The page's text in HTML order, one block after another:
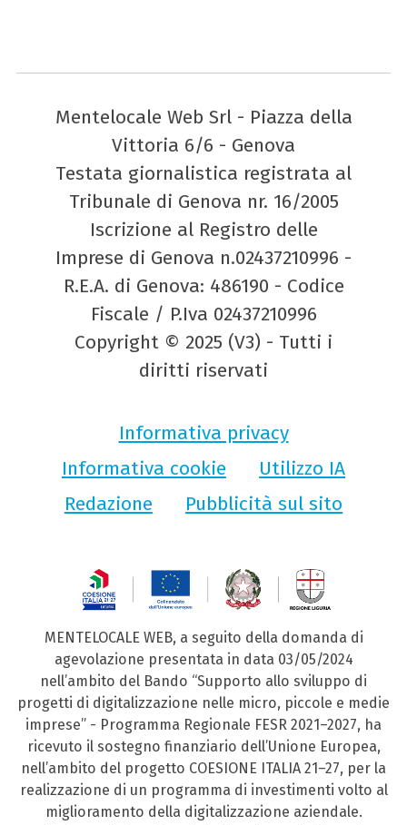
Mentelocale Web Srl - Piazza della
Vittoria 6/6 - Genova
Testata giornalistica registrata al
Tribunale di Genova nr. 16/2005
Iscrizione al Registro delle
Imprese di Genova n.02437210996 -
R.E.A. di Genova: 486190 - Codice
Fiscale / P.Iva 02437210996
Copyright © 2025 (V3) - Tutti i
diritti riservati
Informativa privacy
Informativa cookie
Utilizzo IA
Redazione
Pubblicità sul sito
MENTELOCALE WEB, a seguito della domanda di
agevolazione presentata in data 03/05/2024
nell’ambito del Bando “Supporto allo sviluppo di
progetti di digitalizzazione nelle micro, piccole e medie
imprese” - Programma Regionale FESR 2021–2027, ha
ricevuto il sostegno finanziario dell’Unione Europea,
nell’ambito del progetto COESIONE ITALIA 21–27, per la
realizzazione di un programma di investimenti volto al
miglioramento della digitalizzazione aziendale.